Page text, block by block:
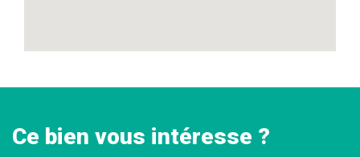
Ce bien vous intéresse ?